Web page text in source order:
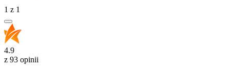
1 z 1
4.9
z 93 opinii